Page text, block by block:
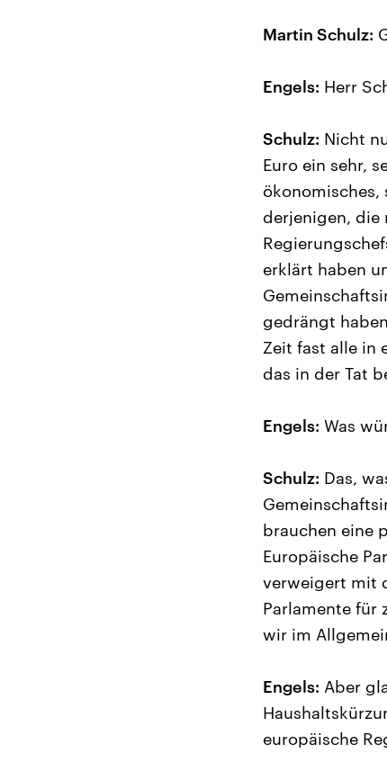
Martin Schulz:
Engels: Herr
Schulz: Nicht
Euro ein sehr,
ökonomisches,
derjenigen, die
erklärt haben
gedrängt
Zeit fast alle in
das in der Tat
Engels: Was
Schulz: Das,
brauchen eine
Europäische
verweigert mit
Parlamente für
wir im
Engels: Aber
europäische